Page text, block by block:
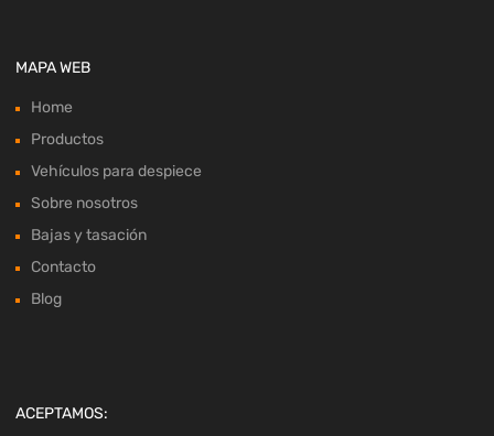
MAPA WEB
Home
Productos
Vehículos para despiece
Sobre nosotros
Bajas y tasación
Contacto
Blog
ACEPTAMOS: